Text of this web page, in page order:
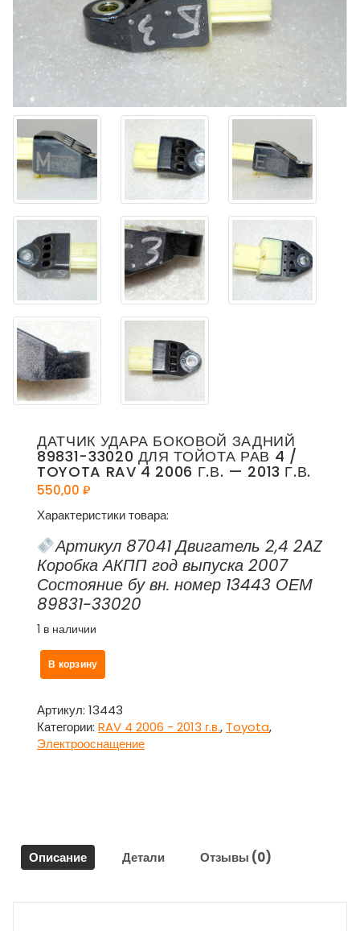
ДАТЧИК УДАРА БОКОВОЙ ЗАДНИЙ
89831-33020 ДЛЯ ТОЙОТА РАВ 4 /
TOYOTA RAV 4 2006 Г.В. — 2013 Г.В.
550,00 ₽
Характеристики товара:
Артикул 87041 Двигатель 2,4 2AZ
Коробка АКПП год выпуска 2007
Состояние бу вн. номер 13443 ОЕМ
89831-33020
1 в наличии
Количество
товара
удара
боковой
задний
4
/
В корзину
Артикул: 13443
Категории: RAV 4 2006 - 2013 г.в., Toyota,
Электрооснащение
Описание Детали Отзывы (0)